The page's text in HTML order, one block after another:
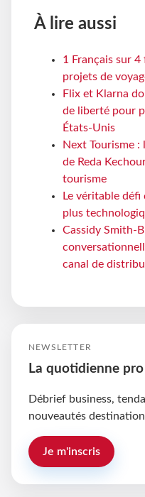
À lire aussi
1 Français sur 4
projets de
Flix et Klarna
de liberté pour
États-Unis
Next Tourisme :
de Reda
tourisme
Le véritable défi
plus
Cassidy Smith-
canal de
NEWSLETTER
La quotidienne pro
Débrief business,
nouveautés
Je m'inscris